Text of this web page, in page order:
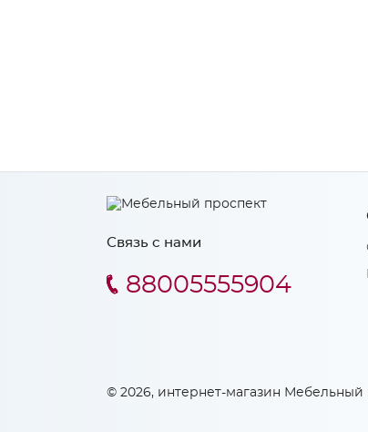
Связь с нами
88005555904
© 2026, интернет-магазин Мебельный